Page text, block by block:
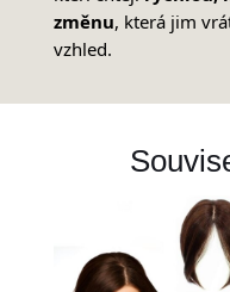
změnu, která jim
vzhled.